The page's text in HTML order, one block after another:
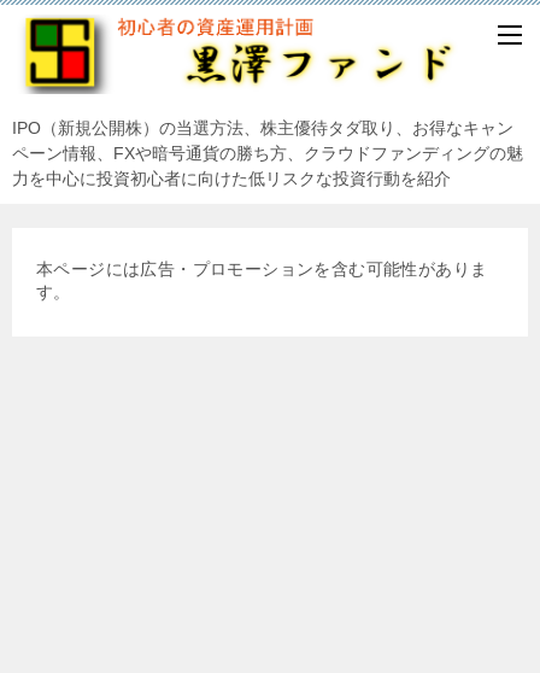
IPO（新規公開株）の当選方法、株主優待タダ取り、お得なキャン
ペーン情報、FXや暗号通貨の勝ち方、クラウドファンディングの魅
力を中心に投資初心者に向けた低リスクな投資行動を紹介
本ページには広告・プロモーションを含む可能性がありま
す。